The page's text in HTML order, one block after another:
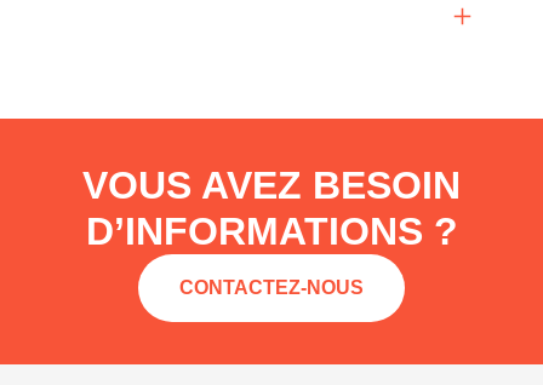
VOUS AVEZ BESOIN
D’INFORMATIONS ?
CONTACTEZ-NOUS